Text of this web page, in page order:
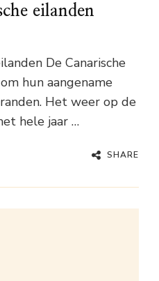
eilanden
De Canarische
hun aangename
Het weer op de
hele jaar …
SHARE